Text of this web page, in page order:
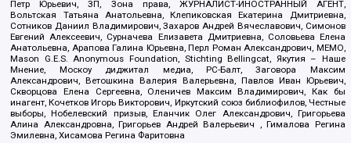
Петр Юрьевич, ЗП, Зона права, ЖУРНАЛИСТ-ИНОСТРАННЫЙ АГЕНТ,
Вольтская Татьяна Анатольевна, Клепиковская Екатерина Дмитриевна,
Сотников Даниил Владимирович, Захаров Андрей Вячеславович, Симонов
Евгений Алексеевич, Сурначева Елизавета Дмитриевна, Соловьева Елена
Анатольевна, Арапова Галина Юрьевна, Перл Роман Александрович, МЕМО,
Mason G.E.S. Anonymous Foundation, Stichting Bellingcat, Якутия – Наше
Мнение, Москоу диджитал медиа, РС-Балт, Заговора Максим
Александрович, Ветошкина Валерия Валерьевна, Павлов Иван Юрьевич,
Скворцова Елена Сергеевна, Оленичев Максим Владимирович, Как бы
инагент, Кочетков Игорь Викторович, Иркутский союз библиофилов, Честные
выборы, Нобелевский призыв, Еланчик Олег Александрович, Григорьева
Алина Александровна, Григорьев Андрей Валерьевич , Гималова Регина
Эмилевна, Хисамова Регина Фаритовна